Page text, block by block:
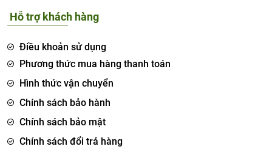
Hỗ trợ khách hàng
Điều khoản sử dụng
Phương thức mua hàng thanh toán
Hình thức vận chuyển
Chính sách bảo hành
Chính sách bảo mật
Chính sách đổi trả hàng